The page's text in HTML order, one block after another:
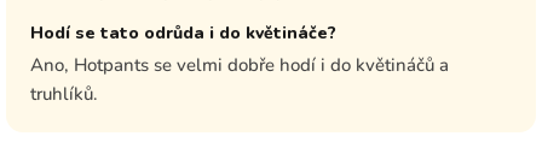
Hodí se tato odrůda i do květináče?
Ano, Hotpants se velmi dobře hodí i do květináčů a
truhlíků.